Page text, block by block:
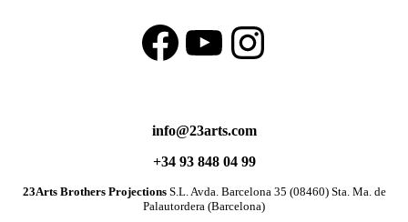
Facebook
YouTube
Instagram
info@23arts.com
+34 93 848 04 99
23Arts Brothers Projections S.L. Avda. Barcelona 35 (08460) Sta. Ma. de
Palautordera (Barcelona)